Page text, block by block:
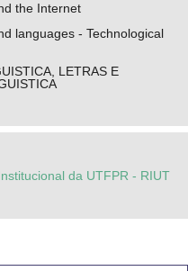
the Internet
languages - Technological
LETRAS E
da UTFPR - RIUT